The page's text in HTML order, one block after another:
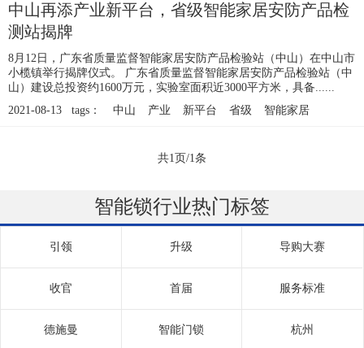
锁信通
中山再添产业新平台，省级智能家居安防产品检
测站揭牌
8月12日，广东省质量监督智能家居安防产品检验站（中山）在中山市
小榄镇举行揭牌仪式。 广东省质量监督智能家居安防产品检验站（中
山）建设总投资约1600万元，实验室面积近3000平方米，具备......
2021-08-13 tags：
中山 产业 新平台 省级 智能家居
共1页/1条
智能锁行业热门标签
引领 升级 导购大赛
收官 首届 服务标准
德施曼 智能门锁 杭州